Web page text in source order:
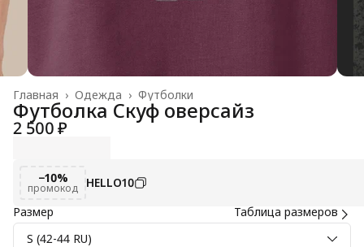
Футболки
Одежда ›
Главная ›
Футболка Скуф оверсайз
2 500 ₽
−10%
промокод
HELLO10
Размер
Таблица размеров
S (42-44 RU)